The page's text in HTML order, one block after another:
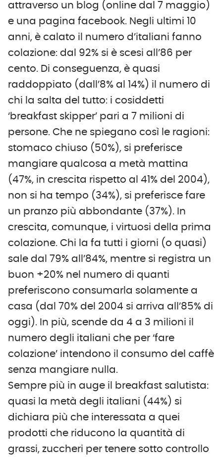
attraverso un blog (online dal 7 maggio)
e una pagina facebook. Negli ultimi 10
anni, è calato il numero d’italiani fanno
colazione: dal 92% si è scesi all’86 per
cento. Di conseguenza, è quasi
raddoppiato (dall’8% al 14%) il numero di
chi la salta del tutto: i cosiddetti
‘breakfast skipper’ pari a 7 milioni di
persone. Che ne spiegano così le ragioni:
stomaco chiuso (50%), si preferisce
mangiare qualcosa a metà mattina
(47%, in crescita rispetto al 41% del 2004),
non si ha tempo (34%), si preferisce fare
un pranzo più abbondante (37%). In
crescita, comunque, i virtuosi della prima
colazione. Chi la fa tutti i giorni (o quasi)
sale dal 79% all’84%, mentre si registra un
buon +20% nel numero di quanti
preferiscono consumarla solamente a
casa (dal 70% del 2004 si arriva all’85% di
oggi). In più, scende da 4 a 3 milioni il
numero degli italiani che per ‘fare
colazione’ intendono il consumo del caffè
senza mangiare nulla.
Sempre più in auge il breakfast salutista:
quasi la metà degli italiani (44%) si
dichiara più che interessata a quei
prodotti che riducono la quantità di
grassi, zuccheri per tenere sotto controllo